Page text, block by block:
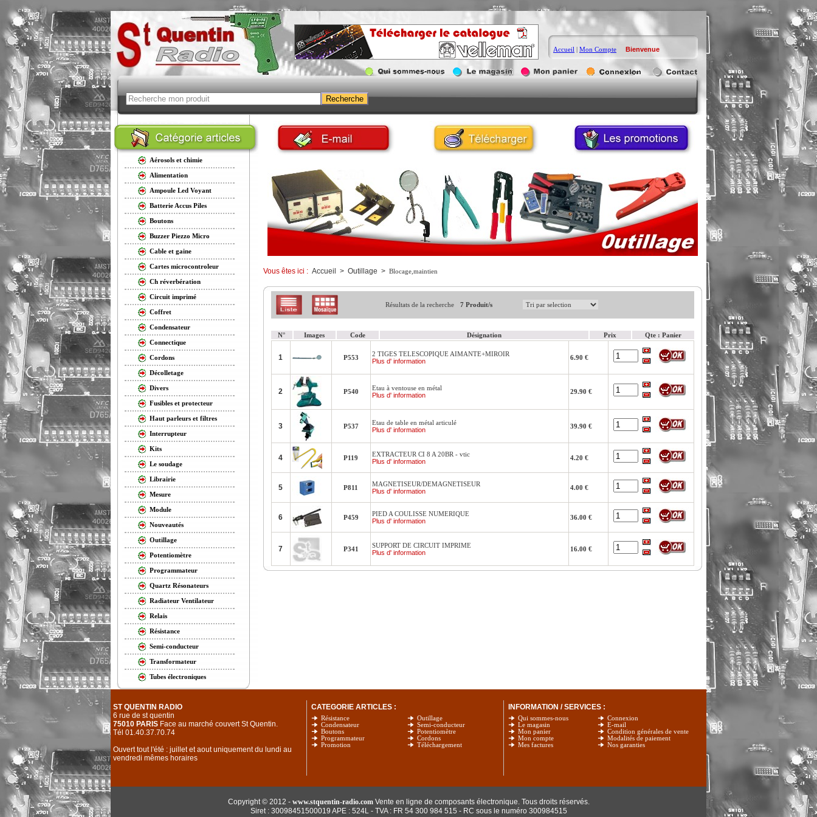
Accueil | Mon Compte Bienvenue
Aérosols et chimie
Alimentation
Ampoule Led Voyant
Batterie Accus Piles
Boutons
Buzzer Piezzo Micro
Cable et gaine
Cartes microcontroleur
Ch réverbération
Circuit imprimé
Coffret
Condensateur
Connectique
Cordons
Décolletage
Divers
Fusibles et protecteur
Haut parleurs et filtres
Interrupteur
Kits
Le soudage
Librairie
Mesure
Module
Nouveautés
Outillage
Potentiomètre
Programmateur
Quartz Résonateurs
Radiateur Ventilateur
Relais
Résistance
Semi-conducteur
Transformateur
Tubes électroniques
Vous êtes ici : Accueil > Outillage > Blocage,maintien
Résultats de la recherche 7 Produit/s
N° Images Code Désignation Prix Qte : Panier
1 P553
2 TIGES TELESCOPIQUE AIMANTE+MIROIR
Plus d' information
6.90 €
2 P540
Etau à ventouse en métal
Plus d' information
29.90 €
3 P537
Etau de table en métal articulé
Plus d' information
39.90 €
4 P119
EXTRACTEUR CI 8 A 20BR - vtic
Plus d' information
4.20 €
5 P811
MAGNETISEUR/DEMAGNETISEUR
Plus d' information
4.00 €
6 P459
PIED A COULISSE NUMERIQUE
Plus d' information
36.00 €
7 P341
SUPPORT DE CIRCUIT IMPRIME
Plus d' information
16.00 €
ST QUENTIN RADIO
6 rue de st quentin
75010 PARIS Face au marché couvert St Quentin.
Tél 01.40.37.70.74
Ouvert tout l'été : juillet et aout uniquement du lundi au
vendredi mêmes horaires
CATEGORIE ARTICLES :
Résistance
Condensateur
Boutons
Programmateur
Promotion
Outillage
Semi-conducteur
Potentiomètre
Cordons
Téléchargement
INFORMATION / SERVICES :
Qui sommes-nous
Le magasin
Mon panier
Mon compte
Mes factures
Connexion
E-mail
Condition générales de vente
Modalités de paiement
Nos garanties
Copyright © 2012 - www.stquentin-radio.comVente en ligne de composants électronique. Tous droits réservés.
Siret : 30098451500019 APE : 524L - TVA : FR 54 300 984 515 - RC sous le numéro 300984515